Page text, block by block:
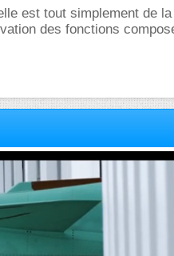
est tout simplement de
des fonctions